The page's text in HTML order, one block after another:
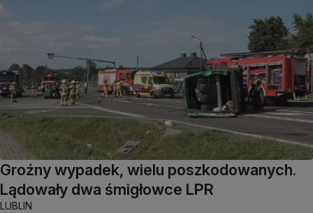
Groźny wypadek, wielu poszkodowanych.
Lądowały dwa śmigłowce LPR
LUBLIN